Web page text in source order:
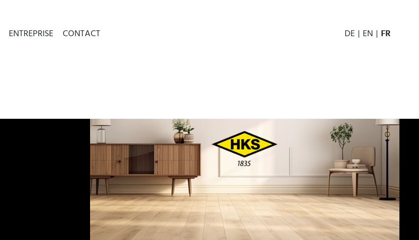
ENTREPRISE CONTACT DE EN FR